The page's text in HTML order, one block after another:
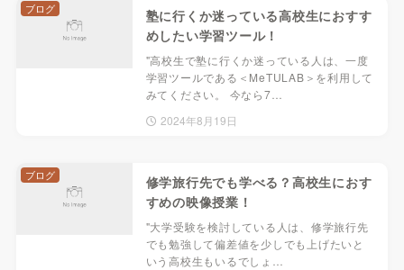
塾に行くか迷っている高校生におすす
めしたい学習ツール！
"高校生で塾に行くか迷っている人は、一度
学習ツールである＜MeTULAB＞を利用して
みてください。 今なら7…
2024年8月19日
ブログ
修学旅行先でも学べる？高校生におす
すめの映像授業！
"大学受験を検討している人は、修学旅行先
でも勉強して偏差値を少しでも上げたいと
いう高校生もいるでしょ…
ブログ